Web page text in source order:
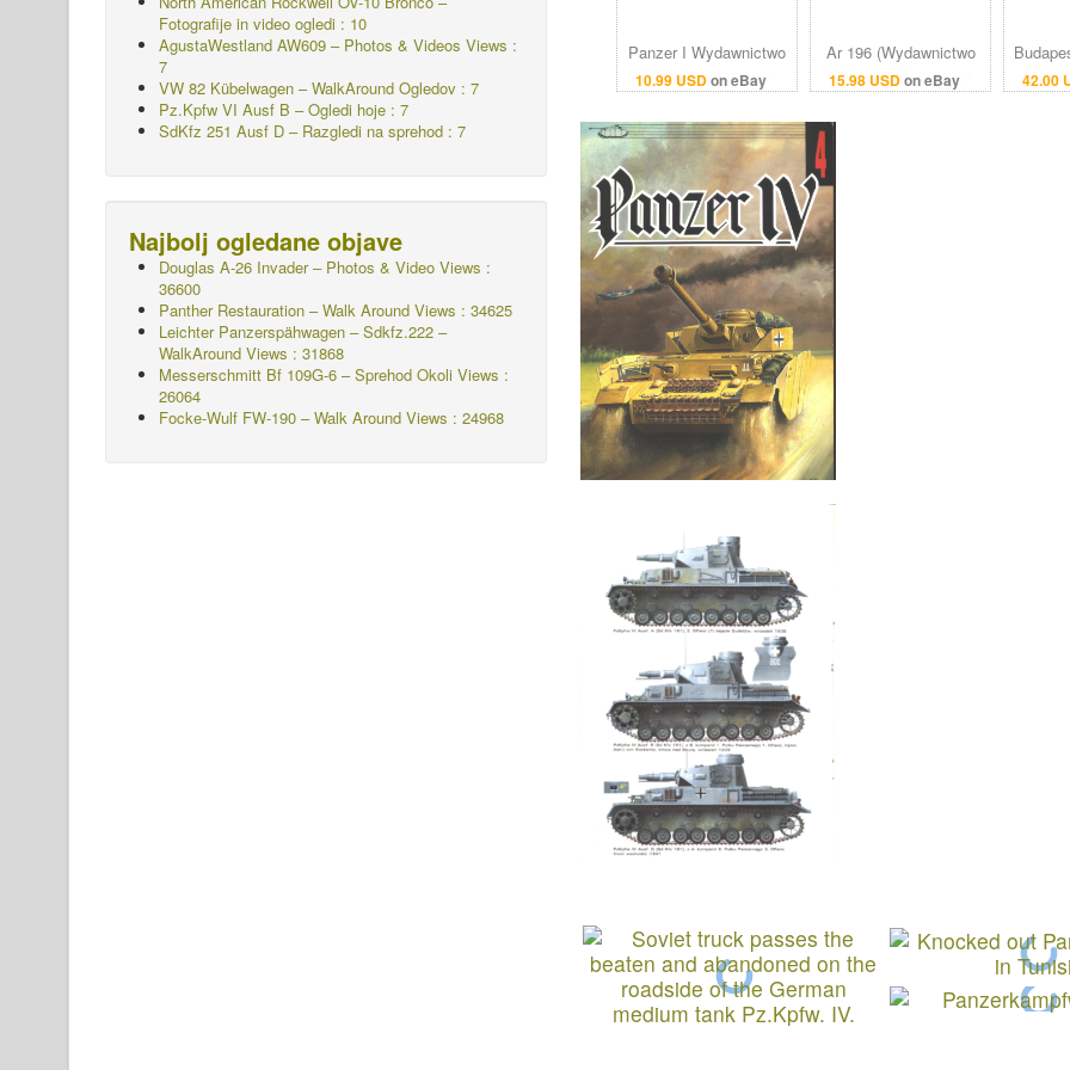
10.99 USDon eBay
Panzer I Wydawnictwo
Militaria 10 Janusz
Ledwoch
15.98 USDon eBay
Ar 196 (Wydawnictwo
Militaria 53) - Janusz
Ledwoch
42.00
Soviet truck passes the
abandoned on the
German medium tank
Knocked out Panzer IV
Fotografije in video ogledi : 10
AgustaWestland AW609 – Photos & Videos Views :
7
VW 82 Kübelwagen – WalkAround Ogledov : 7
Pz.Kpfw VI Ausf B – Ogledi hoje : 7
SdKfz 251 Ausf D – Razgledi na sprehod : 7
Najbolj ogledane objave
Douglas A-26 Invader – Photos & Video Views :
36600
Panther Restauration – Walk Around Views : 34625
Leichter Panzerspähwagen – Sdkfz.222 –
WalkAround Views : 31868
Messerschmitt Bf 109G-6 – Sprehod Okoli Views :
26064
Focke-Wulf FW-190 – Walk Around Views : 24968